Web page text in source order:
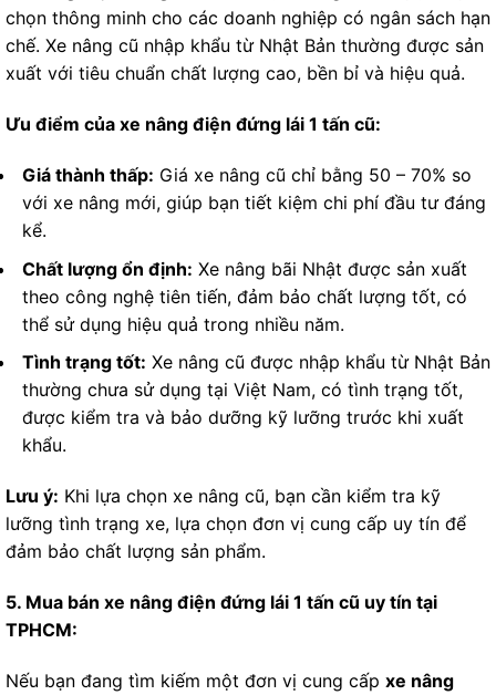
chọn thông minh cho các doanh nghiệp có ngân sách hạn
chế. Xe nâng cũ nhập khẩu từ Nhật Bản thường được sản
xuất với tiêu chuẩn chất lượng cao, bền bỉ và hiệu quả.
Ưu điểm của xe nâng điện đứng lái 1 tấn cũ:
Giá thành thấp: Giá xe nâng cũ chỉ bằng 50 – 70% so
với xe nâng mới, giúp bạn tiết kiệm chi phí đầu tư đáng
kể.
Chất lượng ổn định: Xe nâng bãi Nhật được sản xuất
theo công nghệ tiên tiến, đảm bảo chất lượng tốt, có
thể sử dụng hiệu quả trong nhiều năm.
Tình trạng tốt: Xe nâng cũ được nhập khẩu từ Nhật Bản
thường chưa sử dụng tại Việt Nam, có tình trạng tốt,
được kiểm tra và bảo dưỡng kỹ lưỡng trước khi xuất
khẩu.
Lưu ý: Khi lựa chọn xe nâng cũ, bạn cần kiểm tra kỹ
lưỡng tình trạng xe, lựa chọn đơn vị cung cấp uy tín để
đảm bảo chất lượng sản phẩm.
5. Mua bán xe nâng điện đứng lái 1 tấn cũ uy tín tại
TPHCM:
Nếu bạn đang tìm kiếm một đơn vị cung cấp xe nâng